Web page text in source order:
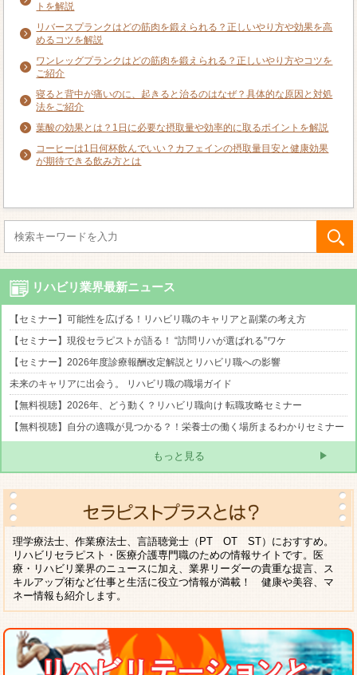
トを解説
リバースプランクはどの筋肉を鍛えられる？正しいやり方や効果を高
めるコツを解説
ワンレッグプランクはどの筋肉を鍛えられる？正しいやり方やコツを
ご紹介
寝ると背中が痛いのに、起きると治るのはなぜ？具体的な原因と対処
法をご紹介
葉酸の効果とは？1日に必要な摂取量や効率的に取るポイントを解説
コーヒーは1日何杯飲んでいい？カフェインの摂取量目安と健康効果
が期待できる飲み方とは
リハビリ業界最新ニュース
【セミナー】可能性を広げる！リハビリ職のキャリアと副業の考え方
【セミナー】現役セラピストが語る！ “訪問リハが選ばれる”ワケ
【セミナー】2026年度診療報酬改定解説とリハビリ職への影響
未来のキャリアに出会う。 リハビリ職の職場ガイド
【無料視聴】2026年、どう動く？リハビリ職向け 転職攻略セミナー
【無料視聴】自分の適職が見つかる？！栄養士の働く場所まるわかりセミナー
もっと見る
理学療法士、作業療法士、言語聴覚士（PT OT ST）におすすめ。
リハビリセラピスト・医療介護専門職のための情報サイトです。医
療・リハビリ業界のニュースに加え、業界リーダーの貴重な提言、ス
キルアップ術など仕事と生活に役立つ情報が満載！ 健康や美容、マ
ネー情報も紹介します。